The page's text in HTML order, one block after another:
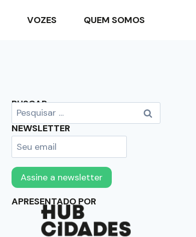
VOZES QUEM SOMOS
BUSCAR
NEWSLETTER
APRESENTADO POR